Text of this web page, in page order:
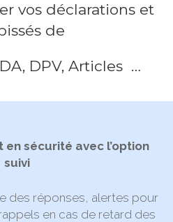
vos déclarations et
de
DPV, Articles …
en sécurité avec l’option
suivi
des réponses, alertes pour
en cas de retard des